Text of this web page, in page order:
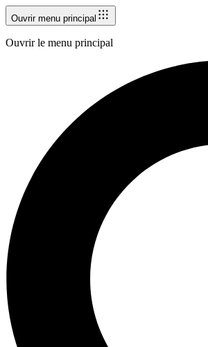
Ouvrir menu principal
Ouvrir le menu principal